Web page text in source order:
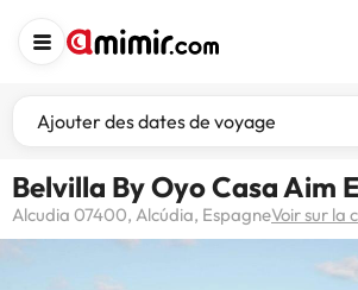
Ajouter des dates de voyage
Belvilla By Oyo Casa Aim
Alcudia 07400, Alcúdia, EspagneVoir sur la